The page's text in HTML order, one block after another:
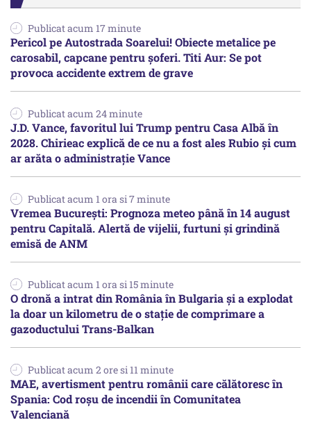
Publicat acum 17 minute
Pericol pe Autostrada Soarelui! Obiecte metalice pe
carosabil, capcane pentru șoferi. Titi Aur: Se pot
provoca accidente extrem de grave
Publicat acum 24 minute
J.D. Vance, favoritul lui Trump pentru Casa Albă în
2028. Chirieac explică de ce nu a fost ales Rubio și cum
ar arăta o administrație Vance
Publicat acum 1 ora si 7 minute
Vremea București: Prognoza meteo până în 14 august
pentru Capitală. Alertă de vijelii, furtuni și grindină
emisă de ANM
Publicat acum 1 ora si 15 minute
O dronă a intrat din România în Bulgaria şi a explodat
la doar un kilometru de o stație de comprimare a
gazoductului Trans-Balkan
Publicat acum 2 ore si 11 minute
MAE, avertisment pentru românii care călătoresc în
Spania: Cod roșu de incendii în Comunitatea
Valenciană